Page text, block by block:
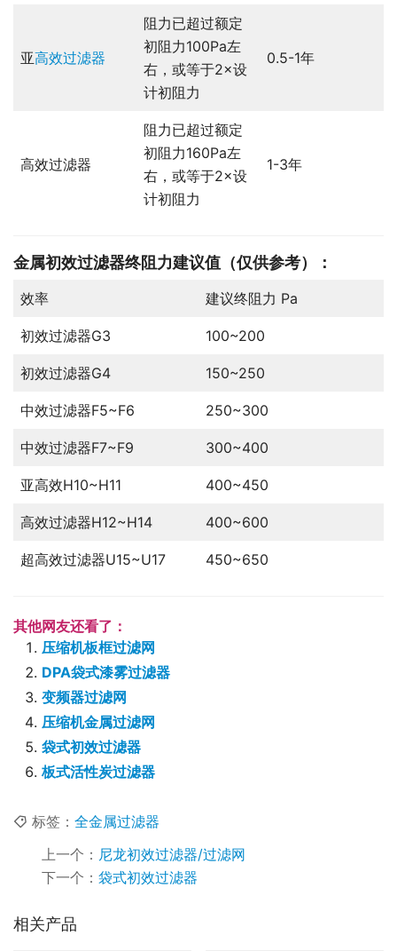
亚高效过滤器
阻力已超过额定
初阻力100Pa左
右，或等于2×设
计初阻力
0.5-1年
高效过滤器
阻力已超过额定
初阻力160Pa左
右，或等于2×设
计初阻力
1-3年
金属初效过滤器终阻力建议值（仅供参考）：
效率 建议终阻力 Pa
初效过滤器G3 100~200
初效过滤器G4 150~250
中效过滤器F5~F6 250~300
中效过滤器F7~F9 300~400
亚高效H10~H11 400~450
高效过滤器H12~H14 400~600
超高效过滤器U15~U17 450~650
其他网友还看了：
压缩机板框过滤网
DPA袋式漆雾过滤器
变频器过滤网
压缩机金属过滤网
袋式初效过滤器
板式活性炭过滤器
标签： 全金属过滤器
上一个： 尼龙初效过滤器/过滤网
下一个： 袋式初效过滤器
相关产品